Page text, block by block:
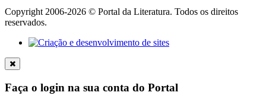
Copyright 2006-2026 © Portal da Literatura. Todos os direitos
reservados.
Faça o login na sua conta do Portal